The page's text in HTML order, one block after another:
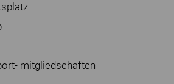
mitgliedschaften